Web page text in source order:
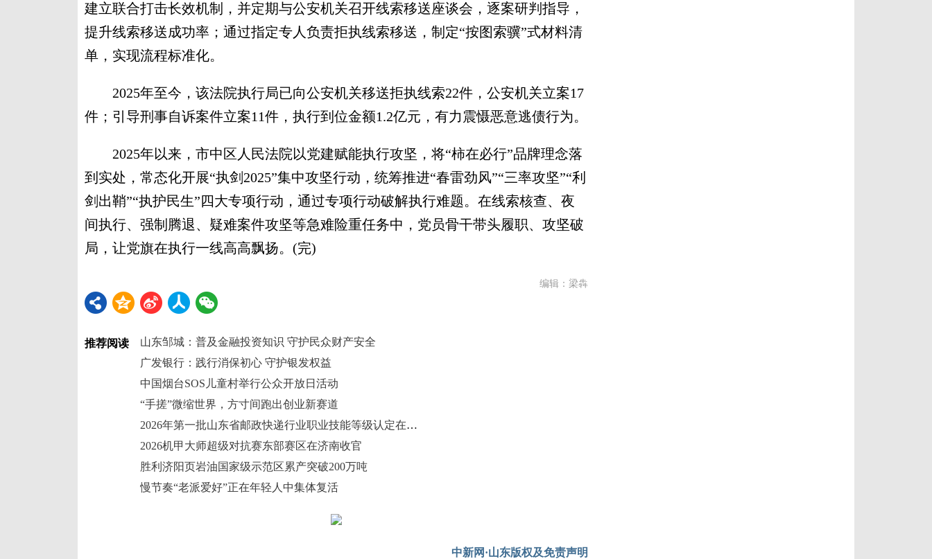
建立联合打击长效机制，并定期与公安机关召开线索移送座谈会，逐案研判指导，
提升线索移送成功率；通过指定专人负责拒执线索移送，制定“按图索骥”式材料清
单，实现流程标准化。
2025年至今，该法院执行局已向公安机关移送拒执线索22件，公安机关立案17
件；引导刑事自诉案件立案11件，执行到位金额1.2亿元，有力震慑恶意逃债行为。
2025年以来，市中区人民法院以党建赋能执行攻坚，将“柿在必行”品牌理念落
到实处，常态化开展“执剑2025”集中攻坚行动，统筹推进“春雷劲风”“三率攻坚”“利
剑出鞘”“执护民生”四大专项行动，通过专项行动破解执行难题。在线索核查、夜
间执行、强制腾退、疑难案件攻坚等急难险重任务中，党员骨干带头履职、攻坚破
局，让党旗在执行一线高高飘扬。(完)
编辑：梁犇
推荐阅读
山东邹城：普及金融投资知识 守护民众财产安全
广发银行：践行消保初心 守护银发权益
中国烟台SOS儿童村举行公众开放日活动
“手搓”微缩世界，方寸间跑出创业新赛道
2026年第一批山东省邮政快递行业职业技能等级认定在山东职业学院顺利完成
2026机甲大师超级对抗赛东部赛区在济南收官
胜利济阳页岩油国家级示范区累产突破200万吨
慢节奏“老派爱好”正在年轻人中集体复活
中新网·山东版权及免责声明